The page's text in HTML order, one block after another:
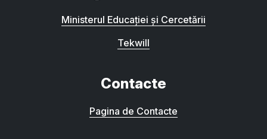
Ministerul Educației și Cercetării
Tekwill
Contacte
Pagina de Contacte